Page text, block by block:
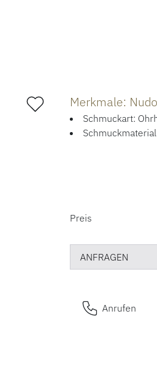
Merkmale:
Schmuckart:
Preis
ANFRAGEN
Anrufen